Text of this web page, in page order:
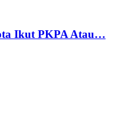
Ikut PKPA Atau…